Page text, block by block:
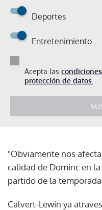
Deportes
Entretenimiento
Acepta las
protección de datos.
"Obviamente nos
calidad de Dominc en
partido de la
Calvert-Lewin ya